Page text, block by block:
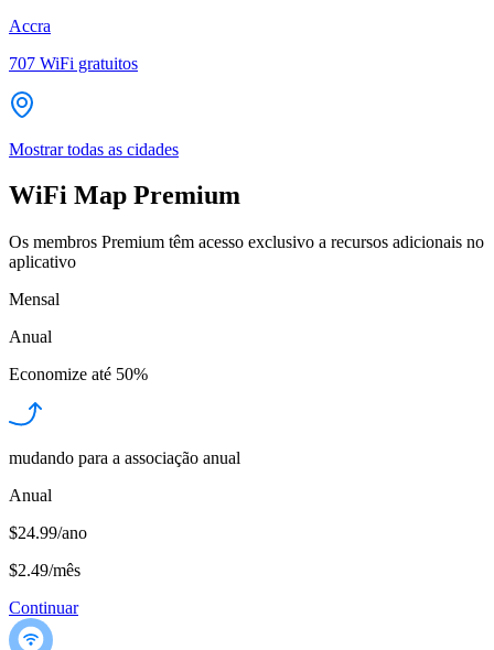
Accra
707 WiFi gratuitos
Mostrar todas as cidades
WiFi Map Premium
Os membros Premium têm acesso exclusivo a recursos adicionais no
aplicativo
Mensal
Anual
Economize até 50%
mudando para a associação anual
Anual
$24.99/ano
$2.49/mês
Continuar